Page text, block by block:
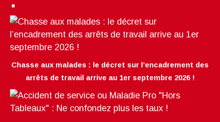
Chasse aux malades : le décret sur l’encadrement des
arrêts de travail arrive au 1er septembre 2026 !